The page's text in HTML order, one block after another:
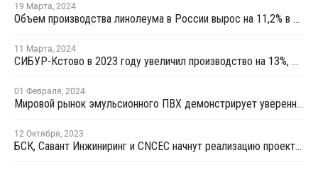
19 Марта, 2024
Объем производства линолеума в России вырос на 11,2% в 2023 году
11 Марта, 2024
СИБУР-Кстово в 2023 году увеличил производство на 13%, Русвинил — на 6%
01 Февраля, 2024
Мировой рынок эмульсионного ПВХ демонстрирует уверенный рост
12 Октября, 2023
БСК, Савант Инжиниринг и CNCEC начнут реализацию проекта по производству эмульсионного ПВХ